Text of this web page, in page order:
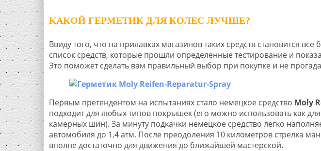
КАКОЙ ГЕРМЕТИК ДЛЯ КОЛЕС ЛУЧШЕ?
Ввиду того, что на прилавках магазинов таких средств становится
список средств, которые прошли определенные тестирование и
Это поможет сделать вам правильный выбор при покупке и не
Первым претендентом на испытаниях стало немецкое средство Moly
подходит для любых типов покрышек (его можно использовать как
камерных шин). За минуту подкачки немецкое средство легко
автомобиля до 1,4 атм. После преодоления 10 километров стрелка
вполне достаточно для движения до ближайшей мастерской.